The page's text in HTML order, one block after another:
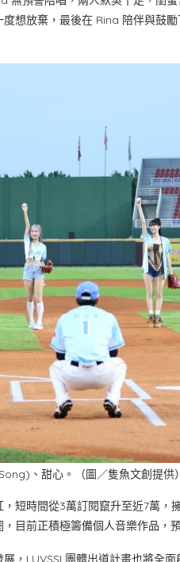
想放棄，最後在 Rina 陪伴與鼓
、甜心。（圖／隻魚文創提供）
短時間從3萬訂閱竄升至近7萬，
目前正積極籌備個人音樂作品，
，LUVSSI 團體出道計畫也將全